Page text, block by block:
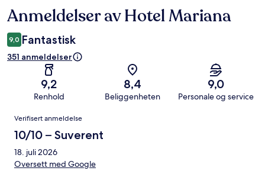
Anmeldelser
Anmeldelser av Hotel Mariana
9,0 Fantastisk
351 anmeldelser
9,2
Renhold
8,4
Beliggenheten
9,0
Personale og service
Anmeldelser
Verifisert anmeldelse
10/10 – Suverent
18. juli 2026
Oversett med Google